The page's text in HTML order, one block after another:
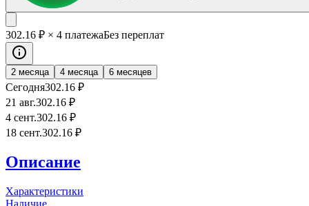
302.16 ₽ × 4 платежаБез переплат
2 месяца 4 месяца 6 месяцев
Сегодня302.16 ₽
21 авг.302.16 ₽
4 сент.302.16 ₽
18 сент.302.16 ₽
Описание
Характеристики